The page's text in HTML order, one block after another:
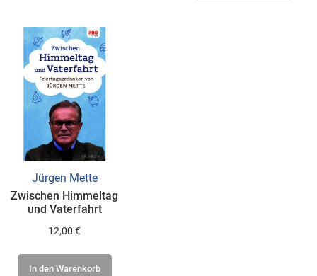
Jürgen Mette
Zwischen Himmeltag
und Vaterfahrt
12,00 €
In den Warenkorb